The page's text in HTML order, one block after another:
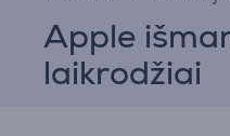
Apple
laikrodžiai